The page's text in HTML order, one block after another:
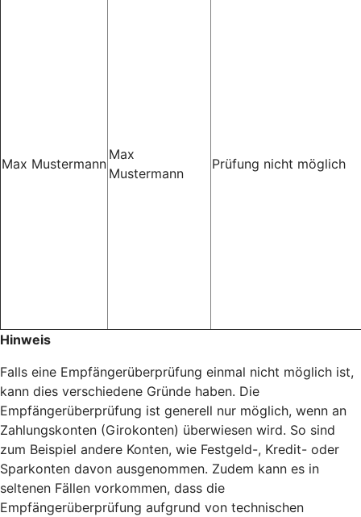
Max Mustermann
Max
Mustermann
Prüfung nicht möglich
Hinweis
Falls eine Empfängerüberprüfung einmal nicht möglich ist,
kann dies verschiedene Gründe haben. Die
Empfängerüberprüfung ist generell nur möglich, wenn an
Zahlungskonten (Girokonten) überwiesen wird. So sind
zum Beispiel andere Konten, wie Festgeld-, Kredit- oder
Sparkonten davon ausgenommen. Zudem kann es in
seltenen Fällen vorkommen, dass die
Empfängerüberprüfung aufgrund von technischen